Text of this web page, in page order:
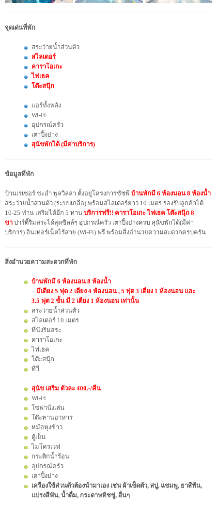
จุดเด่นที่พัก
สระว่ายน้ำส่วนตัว
สไลเดอร์
คาราโอเกะ
ไฟเธค
โต๊ะสนุ๊ก
แอร์ทั้งหลัง
Wi-Fi
อุปกรณ์ครัว
เตาปิ้งย่าง
สุนัขพักได้ (มีค่าบริการ)
ข้อมูลที่พัก
บ้านเรเซอร์ ชะอำ พูลวิลล่า ตั้งอยู่โครงการชัชพี บ้านพักมี 6 ห้องนอน 8 ห้องน้ำ
สระว่ายน้ำส่วนตัว (ระบบเกลือ) พร้อมสไลเดอร์ยาว 10 เมตร รองรับลูกค้าได้
10-25 ท่าน เสริมได้อีก 5 ท่าน บริการฟรี!! คาราโอเกะ ไฟเธค โต๊ะสนุ๊ก 8
ขา ปาร์ตี้ริมสระได้สุดชิลล์ๆ อุปกรณ์ครัว เตาปิ้งย่างครบ สุนัขพักได้(มีค่า
บริการ) อินเทอร์เน็ตไร้สาย (Wi-Fi) ฟรี พร้อมสิ่งอำนวยความสะดวกครบครัน
สิ่งอำนวยความสะดวกที่พัก
บ้านพักมี 6️ ห้องนอน 8 ห้องน้ำ
– มีเตียง 5 ฟุต 2 เตียง 4 ห้องนอน , 5 ฟุต 3 เตียง 1 ห้องนอน และ
3.5 ฟุต 2 ชั้น มี 2 เตียง 1 ห้องนอน เท่านั้น
สระว่ายน้ำส่วนตัว
สไลเดอร์ 10 เมตร
ที่นั่งริมสระ
คาราโอเกะ
ไฟเธค
โต๊ะสนุ๊ก
ทีวี
สุนัข เสริม ตัวละ 400.-/คืน
Wi-Fi
โซฟานั่งเล่น
โต๊ะทานอาหาร
หม้อหุงข้าว
ตู้เย็น
ไมโครเวฟ
กระติกน้ำร้อน
อุปกรณ์ครัว
เตาปิ้งย่าง
เครื่องใช้ส่วนตัวต้องนำมาเอง เช่น ผ้าเช็ดตัว, สบู่, แชมพู, ยาสีฟัน,
แปรงสีฟัน, น้ำดื่ม, กระดาษทิชชู่, อื่นๆ